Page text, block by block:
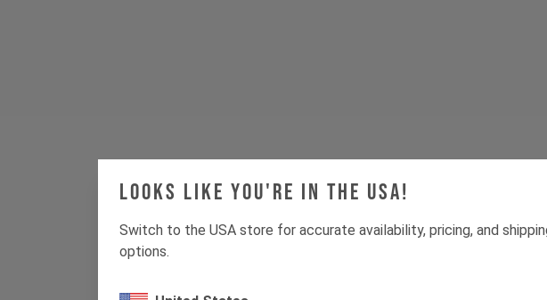
Looks like you're in the USA!
Switch to the USA store for accurate availability, pricing, and
options.